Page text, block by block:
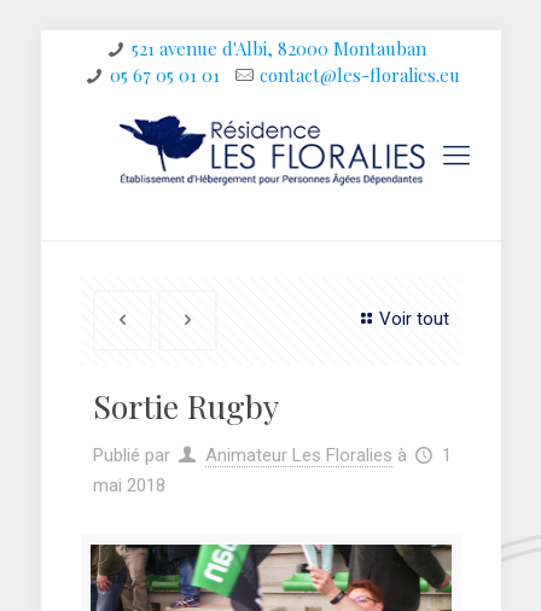
521 avenue d'Albi, 82000 Montauban
05 67 05 01 01
contact@les-floralies.eu
Voir tout
Sortie Rugby
Publié par Animateur Les Floralies à
1
mai 2018